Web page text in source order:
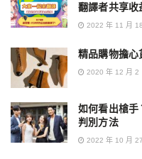
翻譯者共享收
2022 年 11 月
精品購物擔心
2020 年 12 月 2
如何看出槍
判別方法
2022 年 10 月